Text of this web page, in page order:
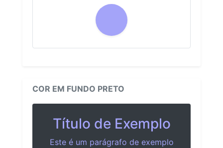
COR EM FUNDO PRETO
Título de Exemplo
Este é um parágrafo de exemplo